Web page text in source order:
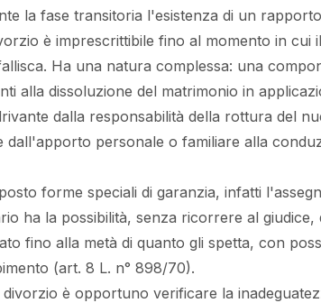
la fase transitoria l'esistenza di un
è imprescrittibile fino al momento in cui
Ha una natura complessa: una
alla dissoluzione del matrimonio in
dalla responsabilità della rottura del
dall'apporto personale o familiare alla
forme speciali di garanzia, infatti
ha la possibilità, senza ricorrere al giudice,
fino alla metà di quanto gli spetta, con
(art. 8 L. n° 898/70).
è opportuno verificare la